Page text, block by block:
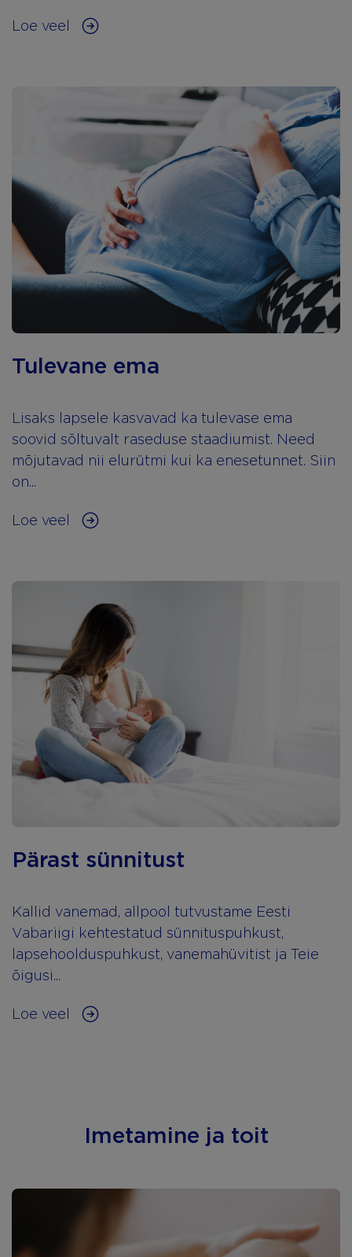
Loe veel
Tulevane ema
Lisaks lapsele kasvavad ka tulevase ema
soovid sõltuvalt raseduse staadiumist. Need
mõjutavad nii elurütmi kui ka enesetunnet. Siin
on...
Loe veel
Pärast sünnitust
Kallid vanemad, allpool tutvustame Eesti
Vabariigi kehtestatud sünnituspuhkust,
lapsehoolduspuhkust, vanemahüvitist ja Teie
õigusi...
Loe veel
Imetamine ja toit